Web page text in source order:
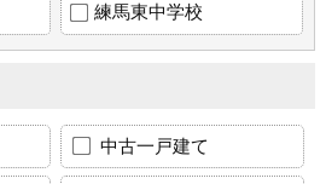
練馬東中学校
中古一戸建て